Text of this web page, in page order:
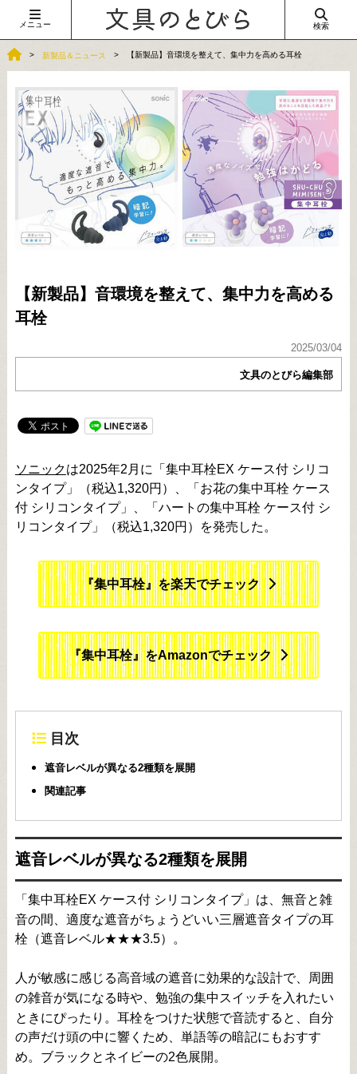
メニュー 検索
新製品＆ニュース 【新製品】音環境を整えて、集中力を高める耳栓
【新製品】音環境を整えて、集中力を高める
耳栓
2025/03/04
文具のとびら編集部
ソニックは2025年2月に「集中耳栓EX ケース付 シリコ
ンタイプ」（税込1,320円）、「お花の集中耳栓 ケース
付 シリコンタイプ」、「ハートの集中耳栓 ケース付 シ
リコンタイプ」（税込1,320円）を発売した。
『集中耳栓』を楽天でチェック
『集中耳栓』をAmazonでチェック
目次
遮音レベルが異なる2種類を展開
関連記事
遮音レベルが異なる2種類を展開
「集中耳栓EX ケース付 シリコンタイプ」は、無音と雑
音の間、適度な遮音がちょうどいい三層遮音タイプの耳
栓（遮音レベル★★★3.5）。
人が敏感に感じる高音域の遮音に効果的な設計で、周囲
の雑音が気になる時や、勉強の集中スイッチを入れたい
ときにぴったり。耳栓をつけた状態で音読すると、自分
の声だけ頭の中に響くため、単語等の暗記にもおすす
め。ブラックとネイビーの2色展開。